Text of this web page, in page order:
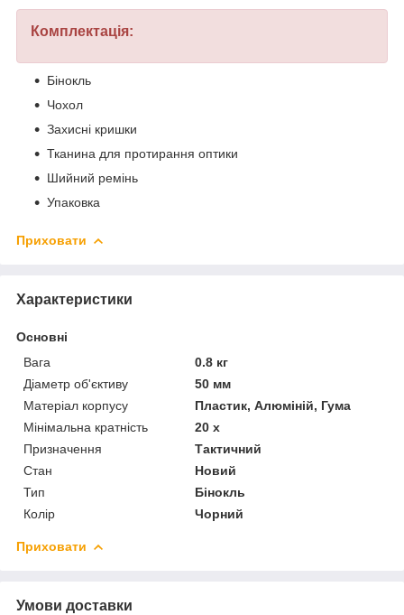
Комплектація:
Бінокль
Чохол
Захисні кришки
Тканина для протирання оптики
Шийний ремінь
Упаковка
Приховати
Характеристики
Основні
Вага
0.8 кг
Діаметр об'єктиву
50 мм
Матеріал корпусу
Пластик, Алюміній, Гума
Мінімальна кратність
20 х
Призначення
Тактичний
Стан
Новий
Тип
Бінокль
Колір
Чорний
Приховати
Умови доставки